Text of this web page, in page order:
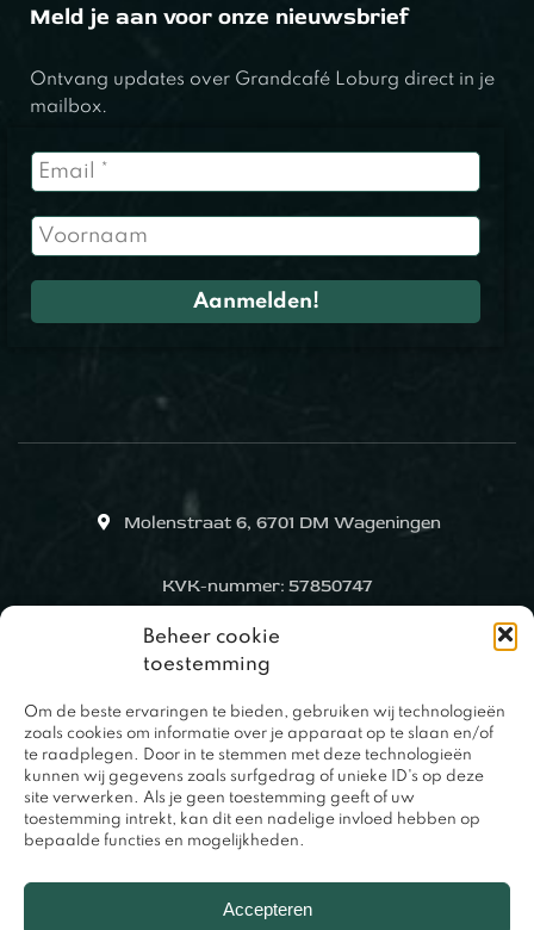
Beheer cookie
toestemming
Om de beste ervaringen te bieden, gebruiken wij technologieën
zoals cookies om informatie over je apparaat op te slaan en/of
te raadplegen. Door in te stemmen met deze technologieën
kunnen wij gegevens zoals surfgedrag of unieke ID's op deze
site verwerken. Als je geen toestemming geeft of uw
toestemming intrekt, kan dit een nadelige invloed hebben op
bepaalde functies en mogelijkheden.
Accepteren
Meld je aan voor onze nieuwsbrief
Ontvang updates over Grandcafé Loburg direct in je
mailbox.
Molenstraat 6, 6701 DM Wageningen
KVK-nummer: 57850747
0317 – 420848